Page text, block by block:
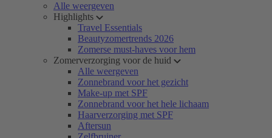
Alle weergeven
Highlights
Travel Essentials
Beautyzomertrends 2026
Zomerse must-haves voor hem
Zomerverzorging voor de huid
Alle weergeven
Zonnebrand voor het gezicht
Make-up met SPF
Zonnebrand voor het hele lichaam
Haarverzorging met SPF
Aftersun